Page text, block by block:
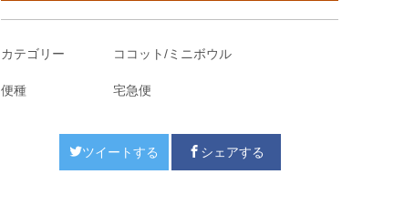
カテゴリー ココット/ミニボウル
便種 宅急便
ツイートする シェアする